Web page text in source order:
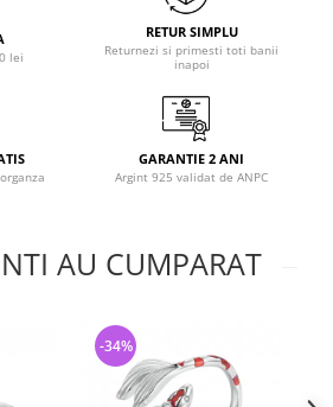
lei
RETUR SIMPLU
Returnezi si primesti toti banii
inapoi
GARANTIE 2 ANI
Argint 925 validat de ANPC
AU CUMPARAT
-34%